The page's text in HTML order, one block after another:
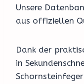
Unsere
aus offiziellen
Dank der
in